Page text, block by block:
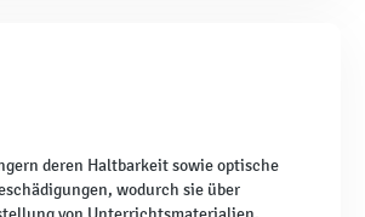
deren Haltbarkeit sowie optische
wodurch sie über